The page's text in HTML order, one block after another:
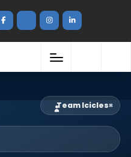
Team Icicles×